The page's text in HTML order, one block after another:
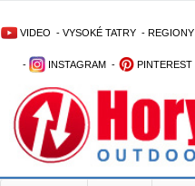
VIDEO - VYSOKÉ TATRY - REGIONY
- INSTAGRAM - PINTEREST